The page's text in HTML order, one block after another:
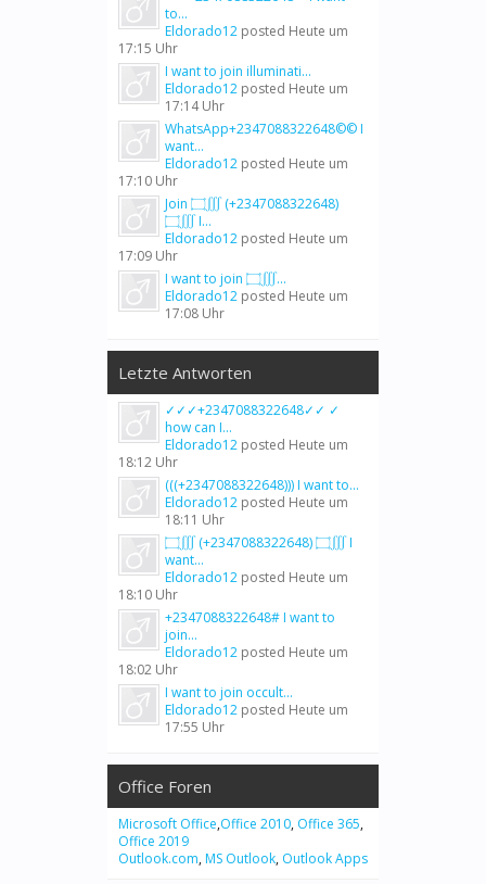
to...
Eldorado12 posted Heute um
17:15 Uhr
I want to join illuminati...
Eldorado12 posted Heute um
17:14 Uhr
WhatsApp+2347088322648©© I
want...
Eldorado12 posted Heute um
17:10 Uhr
Join ۝∭ (+2347088322648)
۝∭ I...
Eldorado12 posted Heute um
17:09 Uhr
I want to join ۝∭...
Eldorado12 posted Heute um
17:08 Uhr
Letzte Antworten
✓✓✓+2347088322648✓✓ ✓
how can I...
Eldorado12 posted Heute um
18:12 Uhr
(((+2347088322648))) I want to...
Eldorado12 posted Heute um
18:11 Uhr
۝∭ (+2347088322648) ۝∭ I
want...
Eldorado12 posted Heute um
18:10 Uhr
+2347088322648# I want to
join...
Eldorado12 posted Heute um
18:02 Uhr
I want to join occult...
Eldorado12 posted Heute um
17:55 Uhr
Office Foren
Microsoft Office,Office 2010, Office 365,
Office 2019
Outlook.com, MS Outlook, Outlook Apps